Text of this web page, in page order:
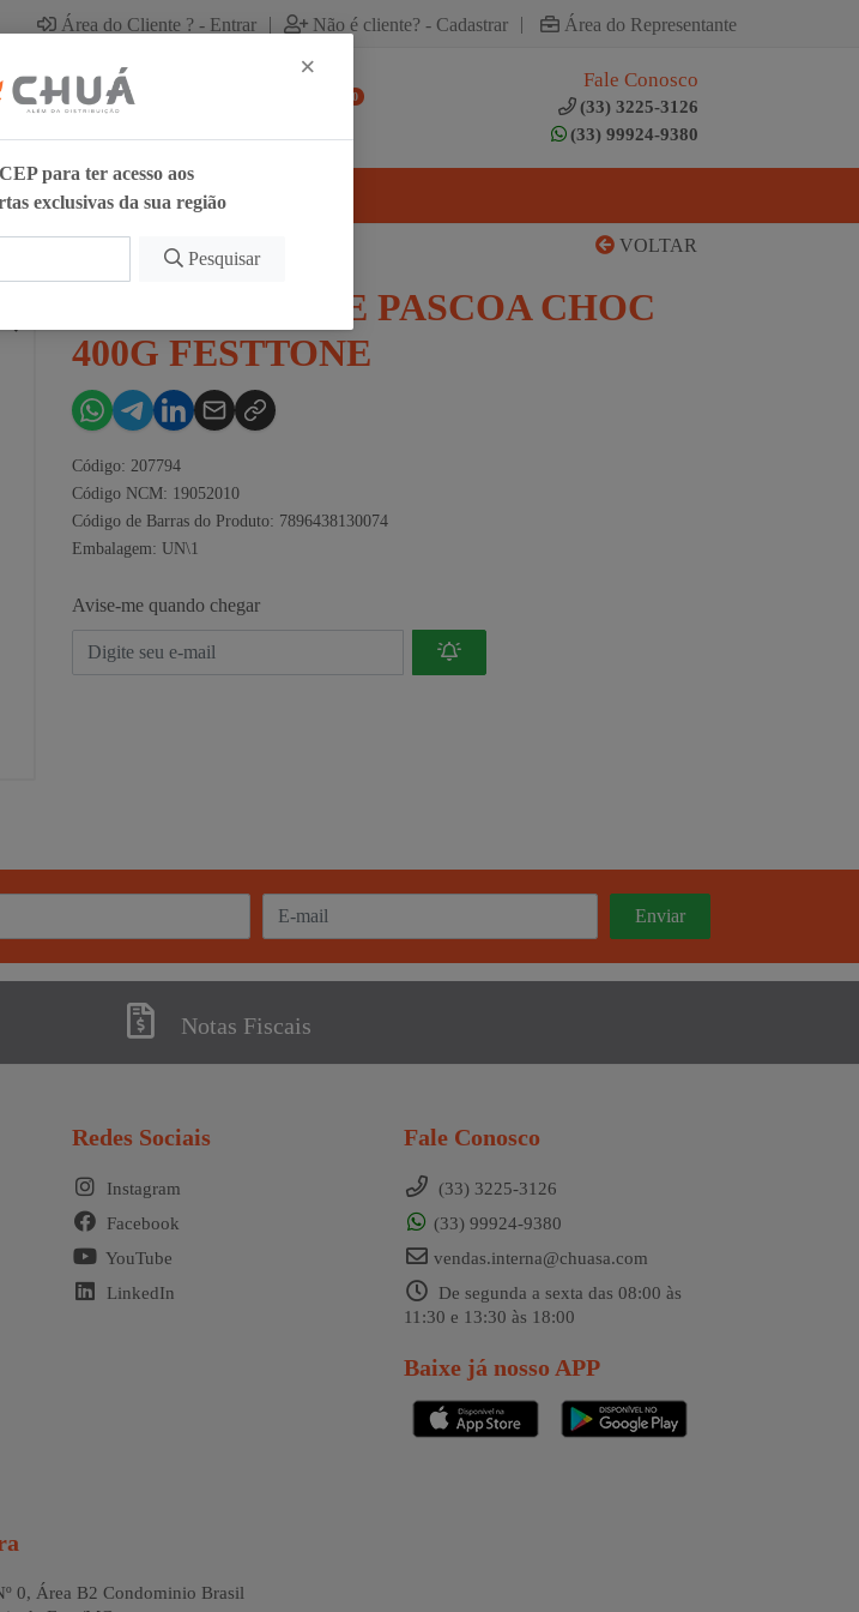
Área do Cliente ? - Entrar | Não é cliente? - Cadastrar | Área do Representante
0
Fale Conosco
(33) 3225-3126
(33) 99924-9380
VOLTAR
PANETTONE DE PASCOA CHOC
400G FESTTONE
Código: 207794
Código NCM: 19052010
Código de Barras do Produto: 7896438130074
Embalagem: UN\1
Avise-me quando chegar
Notas Fiscais
Redes Sociais
Instagram
Facebook
YouTube
LinkedIn
Fale Conosco
(33) 3225-3126
(33) 99924-9380
vendas.interna@chuasa.com
De segunda a sexta das 08:00 às
11:30 e 13:30 às 18:00
Baixe já nosso APP
0, Área B2 Condominio Brasil
×
para ter acesso aos
exclusivas da sua região
Pesquisar